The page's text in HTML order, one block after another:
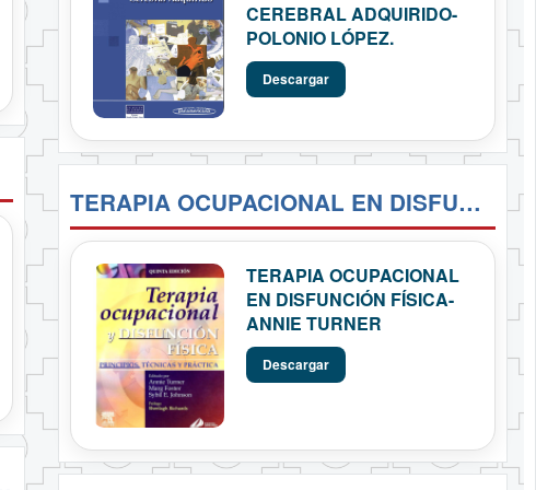
CEREBRAL ADQUIRIDO-
POLONIO LÓPEZ.
Descargar
TERAPIA OCUPACIONAL EN DISFUNCIÓN FÍSICA- ANNIE TURNER
TERAPIA OCUPACIONAL
EN DISFUNCIÓN FÍSICA-
ANNIE TURNER
Descargar